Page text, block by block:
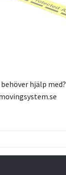
hjälp med?